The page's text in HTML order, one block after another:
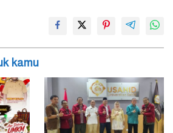
kamu